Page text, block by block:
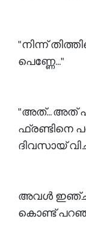
"നിന്ന്
പെണ്ണേ..."
"അത്... അത്
ഫ്രണ്ടിനെ
ദിവസായ്
അവൾ ഇഞ്ചി
കൊണ്ട്